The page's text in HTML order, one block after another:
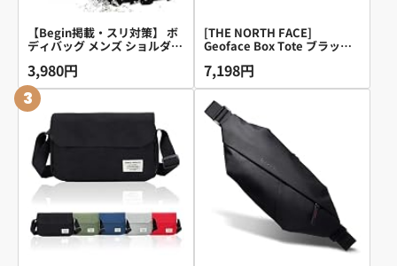
【Begin掲載・スリ対策】 ボ
ディバッグ メンズ ショルダー
mini収納 STREAM (ブラック,
M)
3,980円
[THE NORTH FACE]
Geoface Box Tote ブラック
7,198円
3